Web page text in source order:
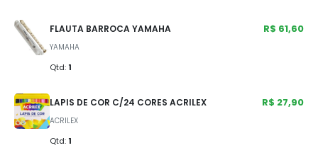
FLAUTA BARROCA YAMAHA
YAMAHA
Qtd: 1
R$ 61,60
LAPIS DE COR C/24 CORES ACRILEX
ACRILEX
Qtd: 1
R$ 27,90